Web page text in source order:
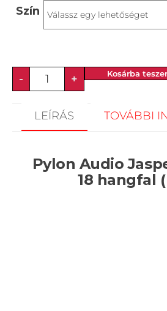
Szín
- + Kosárba
LEÍRÁS TOVÁBBI
Pylon Audio
18 hangfal